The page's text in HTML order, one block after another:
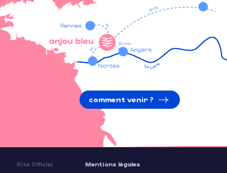
comment venir ?
Site Officiel Mentions légales